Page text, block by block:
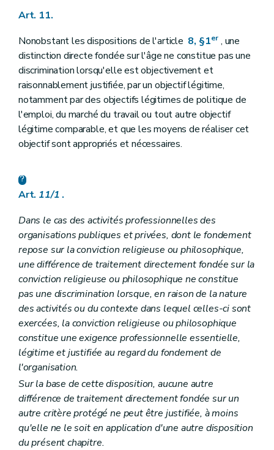
Art. 11.
Nonobstant les dispositions de l'article 8, §1er , une
distinction directe fondée sur l'âge ne constitue pas une
discrimination lorsqu'elle est objectivement et
raisonnablement justifiée, par un objectif légitime,
notamment par des objectifs légitimes de politique de
l'emploi, du marché du travail ou tout autre objectif
légitime comparable, et que les moyens de réaliser cet
objectif sont appropriés et nécessaires.
Art. 11/1 .
Dans le cas des activités professionnelles des
organisations publiques et privées, dont le fondement
repose sur la conviction religieuse ou philosophique,
une différence de traitement directement fondée sur la
conviction religieuse ou philosophique ne constitue
pas une discrimination lorsque, en raison de la nature
des activités ou du contexte dans lequel celles-ci sont
exercées, la conviction religieuse ou philosophique
constitue une exigence professionnelle essentielle,
légitime et justifiée au regard du fondement de
l'organisation.
Sur la base de cette disposition, aucune autre
différence de traitement directement fondée sur un
autre critère protégé ne peut être justifiée, à moins
qu'elle ne le soit en application d'une autre disposition
du présent chapitre.